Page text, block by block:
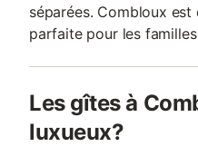
séparées. Combloux
parfaite pour les
Les gîtes à
luxueux?